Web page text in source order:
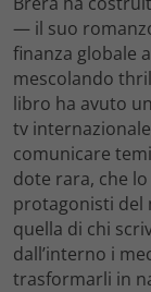
— il suo
finanza globale
mescolando
libro ha avuto
tv
comunicare
dote rara, che
protagonisti del
quella di chi
dall’interno i
trasformarli in